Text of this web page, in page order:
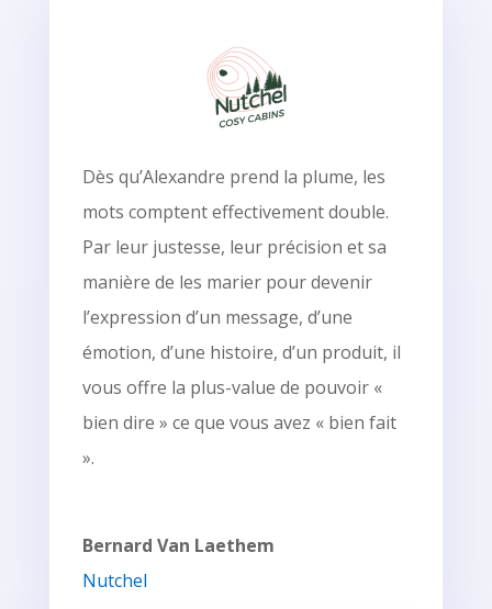
Dès qu’Alexandre prend la plume, les
mots comptent effectivement double.
Par leur justesse, leur précision et sa
manière de les marier pour devenir
l’expression d’un message, d’une
émotion, d’une histoire, d’un produit, il
vous offre la plus-value de pouvoir «
bien dire » ce que vous avez « bien fait
».
Bernard Van Laethem
Nutchel